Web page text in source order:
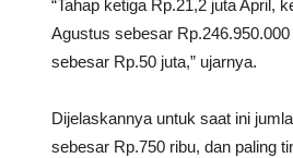
“Tahap ketiga Rp.21,2 juta April,
Agustus sebesar
sebesar Rp.50 juta,” ujarnya.
Dijelaskannya untuk saat ini
sebesar Rp.750 ribu, dan paling